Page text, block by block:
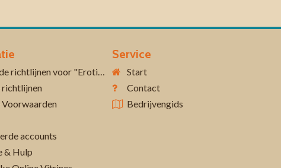
richtlijnen
Voorwaarden
accounts
& Hulp
Service
Start
Contact
Bedrijvengids